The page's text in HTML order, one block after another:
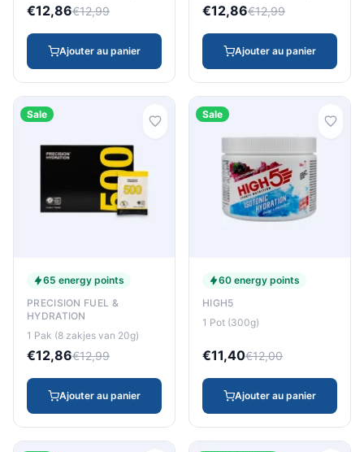
€12,86€12,99
Ajouter au panier
€12,86€12,99
Ajouter au panier
Sale
65 energy points
PRECISION FUEL &
HYDRATION
1 Pak (8 zakjes van 20g)
€12,86€12,99
Ajouter au panier
Sale
60 energy points
HIGH5
1 Pot (300g)
€11,40€12,00
Ajouter au panier